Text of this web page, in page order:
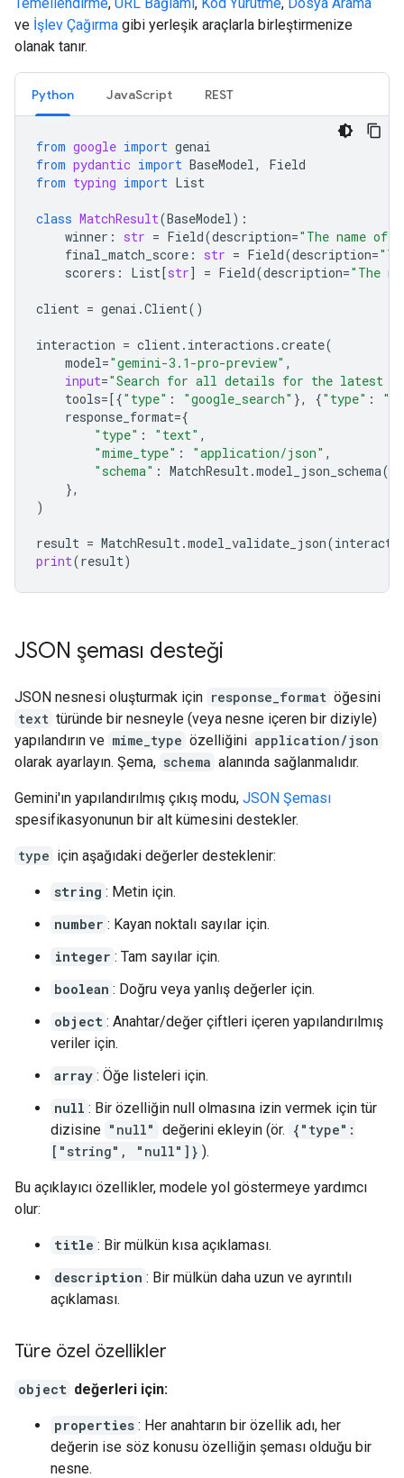
ve İşlev Çağırma gibi yerleşik araçlarla birleştirmenize
olanak tanır.
Python JavaScript REST
from google import genai
from pydantic import BaseModel,
Field
from typing import List
class MatchResult(BaseModel):
winner : str = Field(description="The name of
final_match_score : str = Field(description=
scorers : List[str] = Field(description="The
client = genai .Client()
interaction = client. interactions .create(
model="gemini-3.1-pro-preview" ,
input="Search for all details for the latest
tools=[{"type" : "google_search" }, {"type" :
response_format={
"type" : "text" ,
"mime_type" : "application/json" ,
"schema" : MatchResult.model_json_schema()
},
)
result = MatchResult.model_validate_json(
print(result)
JSON şeması desteği
JSON nesnesi oluşturmak için response_format öğesini
text türünde bir nesneyle (veya nesne içeren bir diziyle)
yapılandırın ve mime_type özelliğini application/json
olarak ayarlayın. Şema, schema alanında sağlanmalıdır.
Gemini'ın yapılandırılmış çıkış modu, JSON Şeması
spesifikasyonunun bir alt kümesini destekler.
type için aşağıdaki değerler desteklenir:
string : Metin için.
number : Kayan noktalı sayılar için.
integer : Tam sayılar için.
boolean : Doğru veya yanlış değerler için.
object : Anahtar/değer çiftleri içeren yapılandırılmış
veriler için.
array : Öğe listeleri için.
null : Bir özelliğin null olmasına izin vermek için tür
dizisine "null" değerini ekleyin (ör. {"type":
["string", "null"]} ).
Bu açıklayıcı özellikler, modele yol göstermeye yardımcı
olur:
title : Bir mülkün kısa açıklaması.
description : Bir mülkün daha uzun ve ayrıntılı
açıklaması.
Türe özel özellikler
object değerleri için:
properties : Her anahtarın bir özellik adı, her
değerin ise söz konusu özelliğin şeması olduğu bir
nesne.